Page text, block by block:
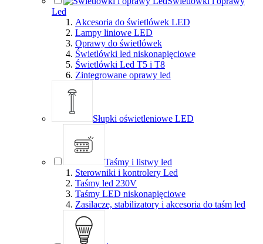
Led
Akcesoria do świetlówek LED
Lampy liniowe LED
Oprawy do świetlówek
Świetlówki led niskonapięciowe
Świetlówki Led T5 i T8
Zintegrowane oprawy led
Słupki oświetleniowe LED
Taśmy i listwy led
Sterowniki i kontrolery Led
Taśmy led 230V
Taśmy LED niskonapięciowe
Zasilacze, stabilizatory i akcesoria do taśm led